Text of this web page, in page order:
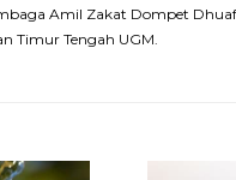
Amil Zakat Dompet
Timur Tengah UGM.